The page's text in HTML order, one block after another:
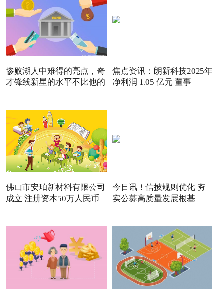
惨败湖人中难得的亮点，奇
才锋线新星的水平不比他的
焦点资讯：朗新科技2025年
净利润 1.05 亿元 董事
佛山市安珀新材料有限公司
成立 注册资本50万人民币
今日讯！信披规则优化 夯
实公募高质量发展根基